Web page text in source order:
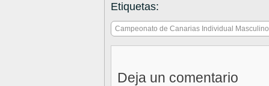
Etiquetas:
Campeonato de Canarias Individual Masculino
Deja un comentario